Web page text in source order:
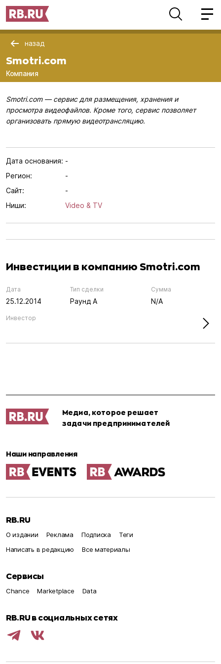
назад
Smotri.com
Компания
Smotri.com — сервис для размещения, хранения и
просмотра видеофайлов. Кроме того, сервис позволяет
организовать прямую видеотрансляцию.
Дата основания: -
Регион:
-
Сайт:
-
Ниши:
Video & TV
Инвестиции в компанию Smotri.com
Дата
25.12.2014
Тип сделки
Раунд А
Сумма
N/A
Инвестор
Медиа, которое решает
задачи предпринимателей
Наши направления
RB.RU
О издании Реклама Подписка
Теги
Написать в редакцию
Все материалы
Сервисы
Chance Marketplace Data
RB.RU в социальных сетях